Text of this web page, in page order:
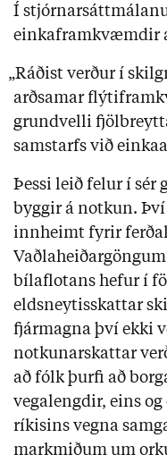
Í
einkaframkvæmdir
„Ráðist verður í
arðsamar
grundvelli
samstarfs við
Þessi leið felur í sér
byggir á notkun.
innheimt fyrir
bílaflotans hefur í
eldsneytisskattar
fjármagna því ekki
notkunarskattar
að fólk þurfi að
vegalengdir, eins
ríkisins vegna
markmiðum um